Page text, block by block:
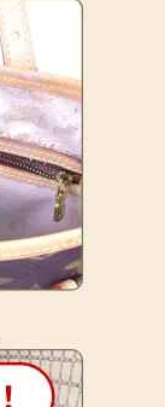
25,000円
2025年10月3日時